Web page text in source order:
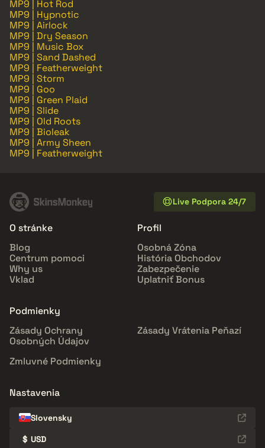
MP9 | Hot Rod
MP9 | Hypnotic
MP9 | Airlock
MP9 | Dry Season
MP9 | Music Box
MP9 | Sand Dashed
MP9 | Featherweight
MP9 | Storm
MP9 | Goo
MP9 | Green Plaid
MP9 | Slide
MP9 | Old Roots
MP9 | Bioleak
MP9 | Army Sheen
MP9 | Featherweight
Live Podpora 24/7
O stránke
Blog
Centrum pomoci
Why us
Vklad
Profil
Osobná Zóna
História Obchodov
Zabezpečenie
Uplatniť Bonus
Podmienky
Zásady Ochrany
Osobných Údajov
Zásady Vrátenia Peňazí
Zmluvné Podmienky
Nastavenia
Slovensky
$ USD